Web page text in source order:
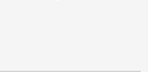
техники редко выходят за